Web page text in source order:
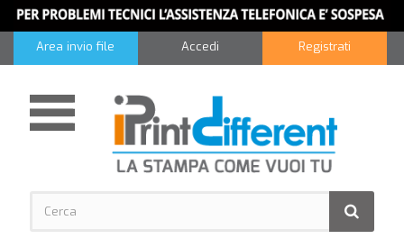
Area invio file Accedi Registrati